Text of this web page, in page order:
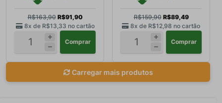
R$163,90 R$91,90
8x de R$13,33 no cartão
Comprar
R$159,90 R$89,49
8x de R$12,98 no cartão
Comprar
Carregar mais produtos